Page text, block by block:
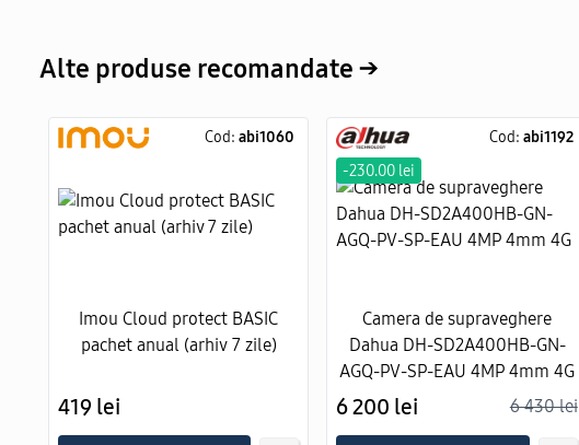
Alte produse recomandate →
Cod:abi1060
Imou Cloud protect BASIC
pachet anual (arhiv 7 zile)
419 lei
Cod: abi1192
-230.00 lei
Camera de supraveghere
Dahua DH-SD2A400HB-GN-
AGQ-PV-SP-EAU 4MP 4mm 4G
6 200 lei 6 430 lei